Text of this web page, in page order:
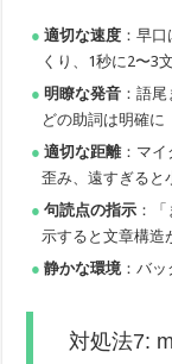
適切な速度 ：早
くり、1秒に2〜3
明瞭な発音 ：語
どの助詞は明確に
適切な距離：マイ
歪み、遠すぎると
句読点の指示 ：
示すると文章構造
静かな環境 ：バ
対処法7: